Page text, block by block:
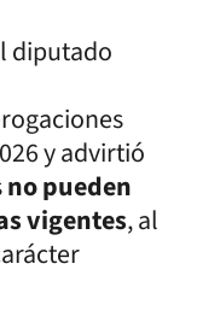
diputado
y advirtió
no pueden
vigentes, al